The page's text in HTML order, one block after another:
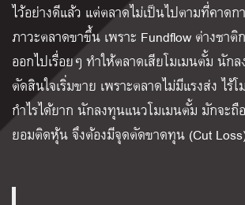
ไว้อย่างดีแล้ว แต่ตลาดไม่เป็นไปตามที่คาด
ภาวะตลาดขาขึ้น เพราะ Fundflow ต่างชาติ
ออกไปเรื่อยๆ ทำให้ตลาดเสียโมเมนตั้ม นัก
ตัดสินใจเริ่มขาย เพราะตลาดไม่มีแรงส่ง ไร้
กำไรได้ยาก นักลงทุนแนวโมเมนตั้ม มักจะถื
ยอมติดหุ้น จึงต้องมีจุดตัดขาดทุน (Cut